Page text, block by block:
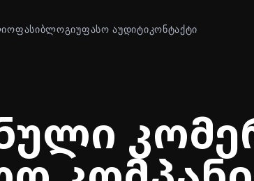
ᲤᲐᲡᲘᲑᲚᲝᲒᲘᲣᲤᲐᲡᲝ ᲐᲣᲓᲘᲢᲘᲙᲝᲜᲢᲐᲥᲢᲘ